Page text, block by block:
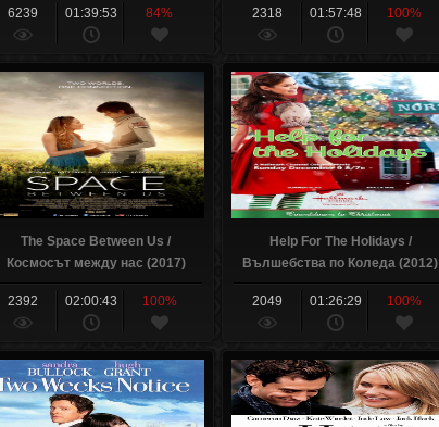
6239 01:39:53 84% 2318 01:57:48 100%
The Space Between Us /
Космосът между нас (2017)
2392 02:00:43 100%
Help For The Holidays /
Вълшебства по Коледа (2012)
2049 01:26:29 100%